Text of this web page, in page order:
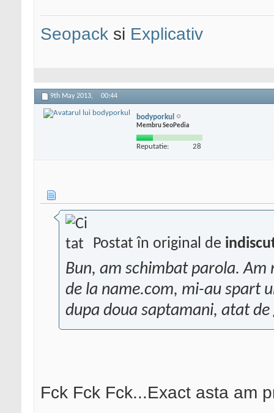
Seopack si Explicativ
9th May 2013, 00:44
bodyporkul
Membru SeoPedia
Reputatie: 28
Postat în original de
Bun, am schimbat parola. Am
de la name.com, mi-au spart
dupa doua saptamani, atat
Fck Fck Fck...Exact asta am